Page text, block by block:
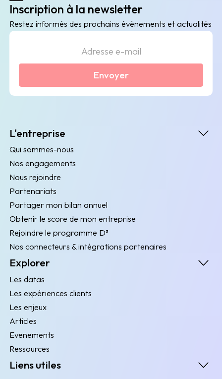
Inscription à la newsletter
Restez informés des prochains évènements et actualités
Envoyer
L'entreprise
Qui sommes-nous
Nos engagements
Nous rejoindre
Partenariats
Partager mon bilan annuel
Obtenir le score de mon entreprise
Rejoindre le programme D³
Nos connecteurs & intégrations partenaires
Explorer
Les datas
Les expériences clients
Les enjeux
Articles
Evenements
Ressources
Liens utiles